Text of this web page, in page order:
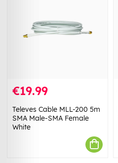
€19.99
Televes Cable MLL-200 5m
SMA Male-SMA Female
White